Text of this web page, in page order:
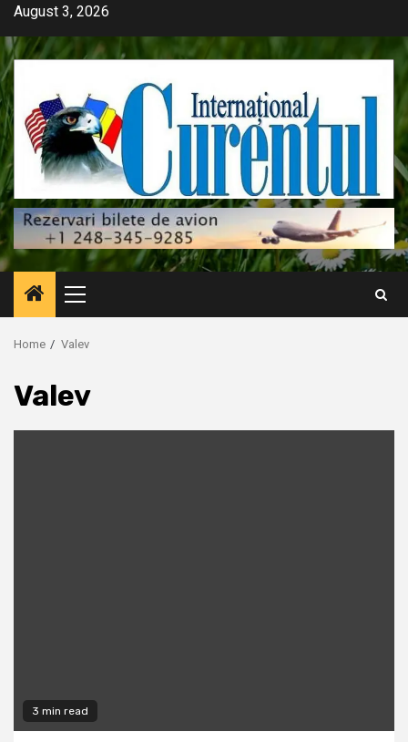
Skip
content
August 3, 2026
Primary
Menu
Home Valev
Valev
3 min read